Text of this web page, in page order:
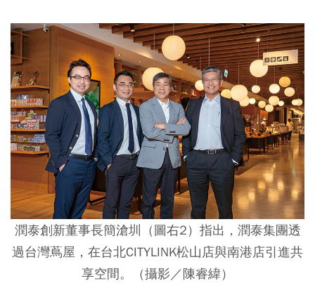
潤泰創新董事長簡滄圳（圖右2）指出，潤泰集團透
過台灣蔦屋，在台北CITYLINK松山店與南港店引進共
享空間。（攝影／陳睿緯）